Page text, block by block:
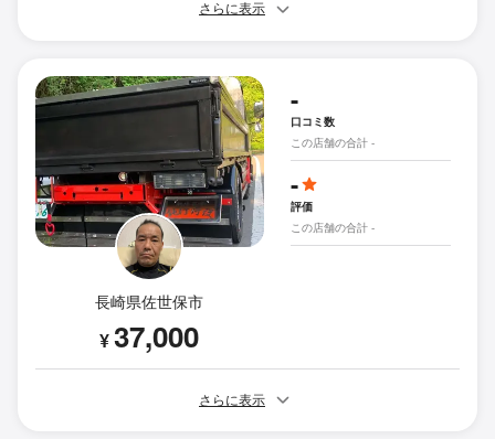
さらに表示
長崎県佐世保市
¥37,000
-
口コミ数
この店舗の合計 -
-
評価
この店舗の合計 -
さらに表示